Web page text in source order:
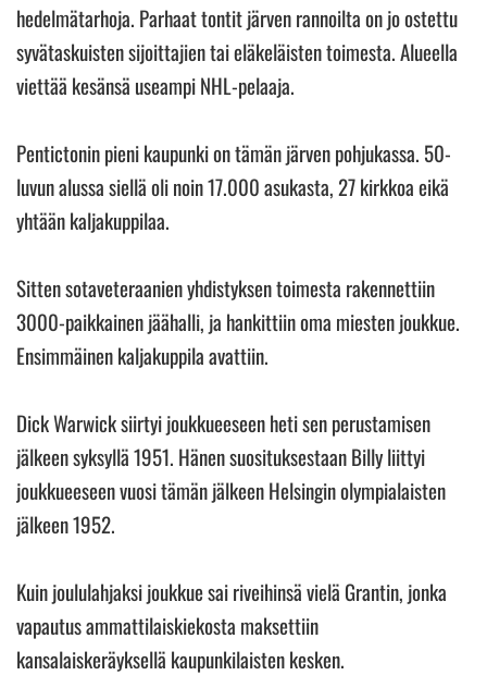
hedelmätarhoja. Parhaat tontit järven rannoilta on jo ostettu
syvätaskuisten sijoittajien tai eläkeläisten toimesta. Alueella
viettää kesänsä useampi NHL-pelaaja.
Pentictonin pieni kaupunki on tämän järven pohjukassa. 50-
luvun alussa siellä oli noin 17.000 asukasta, 27 kirkkoa eikä
yhtään kaljakuppilaa.
Sitten sotaveteraanien yhdistyksen toimesta rakennettiin
3000-paikkainen jäähalli, ja hankittiin oma miesten joukkue.
Ensimmäinen kaljakuppila avattiin.
Dick Warwick siirtyi joukkueeseen heti sen perustamisen
jälkeen syksyllä 1951. Hänen suosituksestaan Billy liittyi
joukkueeseen vuosi tämän jälkeen Helsingin olympialaisten
jälkeen 1952.
Kuin joululahjaksi joukkue sai riveihinsä vielä Grantin, jonka
vapautus ammattilaiskiekosta maksettiin
kansalaiskeräyksellä kaupunkilaisten kesken.